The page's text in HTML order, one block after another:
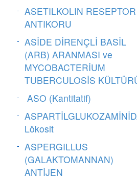
ASETILKOLIN RESEPTOR
ANTIKORU
ASİDE DİRENÇLİ BASİL
(ARB) ARANMASI ve
MYCOBACTERİUM
TUBERCULOSİS
ASO (Kantitatif)
Lökosit
ASPERGILLUS
(GALAKTOMANNAN)
ANTİJEN